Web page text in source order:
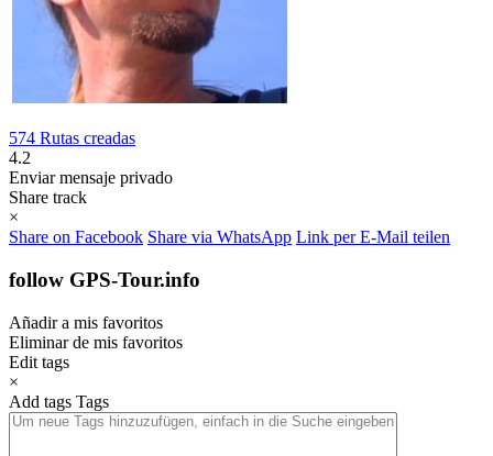
574 Rutas creadas
4.2
Enviar mensaje privado
Share track
×
Share on Facebook Share via WhatsApp Link per E-Mail teilen
follow GPS-Tour.info
Añadir a mis favoritos
Eliminar de mis favoritos
Edit tags
×
Add tags Tags